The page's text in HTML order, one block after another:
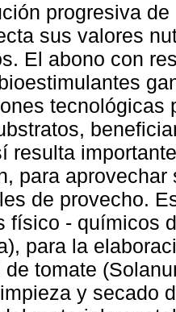
progresiva
sus valores
El abono con
tecnológicas
resulta
para
de provecho.
físico - químicos
para la
de tomate
y secado